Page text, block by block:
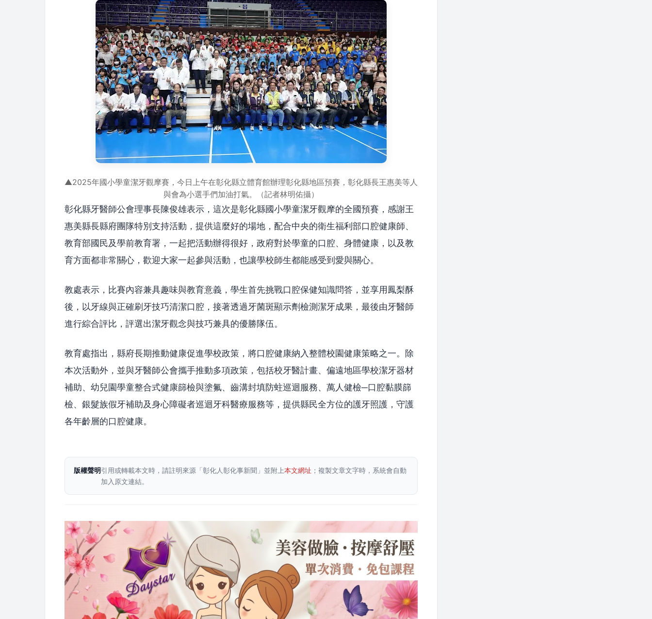
▲2025年國小學童潔牙觀摩賽，今日上午在彰化縣立體育館辦理彰化縣地區預賽，彰化縣長王惠美等人
與會為小選手們加油打氣。（記者林明佑攝）
彰化縣牙醫師公會理事長陳俊雄表示，這次是彰化縣國小學童潔牙觀摩的全國預賽，感謝王
惠美縣長縣府團隊特別支持活動，提供這麼好的場地，配合中央的衛生福利部口腔健康師、
教育部國民及學前教育署，一起把活動辦得很好，政府對於學童的口腔、身體健康，以及教
育方面都非常關心，歡迎大家一起參與活動，也讓學校師生都能感受到愛與關心。
教處表示，比賽內容兼具趣味與教育意義，學生首先挑戰口腔保健知識問答，並享用鳳梨酥
後，以牙線與正確刷牙技巧清潔口腔，接著透過牙菌斑顯示劑檢測潔牙成果，最後由牙醫師
進行綜合評比，評選出潔牙觀念與技巧兼具的優勝隊伍。
教育處指出，縣府長期推動健康促進學校政策，將口腔健康納入整體校園健康策略之一。除
本次活動外，並與牙醫師公會攜手推動多項政策，包括校牙醫計畫、偏遠地區學校潔牙器材
補助、幼兒園學童整合式健康篩檢與塗氟、齒溝封填防蛀巡迴服務、萬人健檢─口腔黏膜篩
檢、銀髮族假牙補助及身心障礙者巡迴牙科醫療服務等，提供縣民全方位的護牙照護，守護
各年齡層的口腔健康。
版權聲明引用或轉載本文時，請註明來源「彰化人彰化事新聞」並附上本文網址 ；複製文章文字時，系統會自動
加入原文連結。